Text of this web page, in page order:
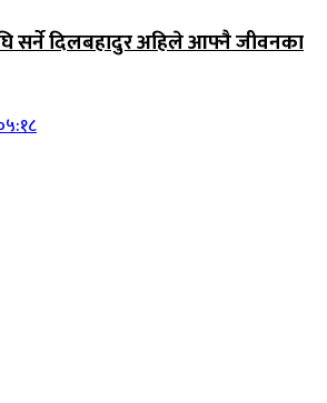
सर्ने दिलबहादुर अहिले आफ्नै जीवनका